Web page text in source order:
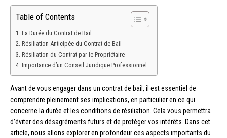
Table of Contents
La Durée du Contrat de Bail
Résiliation Anticipée du Contrat de Bail
Résiliation du Contrat par le Propriétaire
Importance d’un Conseil Juridique Professionnel
Avant de vous engager dans un contrat de bail, il est essentiel de
comprendre pleinement ses implications, en particulier en ce qui
concerne la durée et les conditions de résiliation. Cela vous permettra
d’éviter des désagréments futurs et de protéger vos intérêts. Dans cet
article, nous allons explorer en profondeur ces aspects importants du